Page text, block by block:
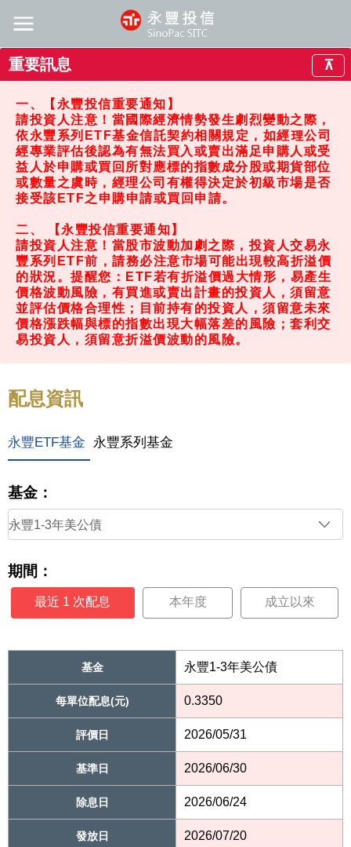
重要訊息 ⊼
一、【永豐投信重要通知】
請投資人注意！當國際經濟情勢發生劇烈變動之際，
依永豐系列ETF基金信託契約相關規定，如經理公司
經專業評估後認為有無法買入或賣出滿足申購人或受
益人於申購或買回所對應標的指數成分股或期貨部位
或數量之虞時，經理公司有權得決定於初級市場是否
接受該ETF之申購申請或買回申請。
二、 【永豐投信重要通知】
請投資人注意！當股市波動加劇之際，投資人交易永
豐系列ETF前，請務必注意市場可能出現較高折溢價
的狀況。提醒您：ETF若有折溢價過大情形，易產生
價格波動風險，有買進或賣出計畫的投資人，須留意
並評估價格合理性；目前持有的投資人，須留意未來
價格漲跌幅與標的指數出現大幅落差的風險；套利交
易投資人，須留意折溢價波動的風險。
配息資訊
永豐ETF基金 永豐系列基金
基金：
期間：
最近 1 次配息 本年度 成立以來
基金 永豐1-3年美公債
每單位配息(元) 0.3350
評價日 2026/05/31
基準日 2026/06/30
除息日 2026/06/24
發放日 2026/07/20